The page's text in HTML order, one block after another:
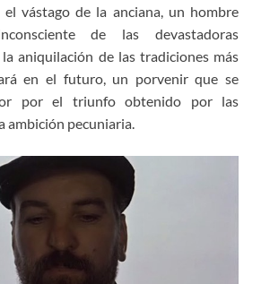
vástago de la anciana, un hombre
de las devastadoras
la aniquilación de las tradiciones más
en el futuro, un porvenir que se
por el triunfo obtenido por las
ambición pecuniaria.